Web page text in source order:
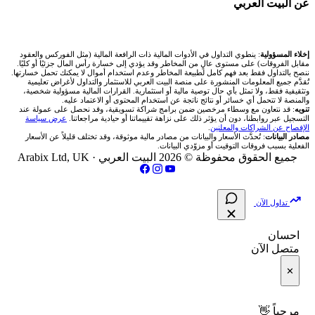
انتراكتيف بروكرز IBKR
شركات تداول في فلسطين
شركات تداول في مصر
🇶🇦 بورصة قطر
🇧🇭 بورصة البحرين
🇴🇲 بورصة مسقط
🇵🇸 بورصة فلسطين
📋 جميع الأسهم
🕌 الأسهم الحلال
📌 حاسبة النقاط المحورية
📏 حاسبة حجم المركز
🔄 حاسبة تكلفة السواب
📈 حاسبة عائد التداول
📊 حاسبة الربح التراكمي
🧮 حاسبة متوسط سعر السهم
🥇 أسعار الذهب والمعادن
💱 أسعار العملات والفوركس
💵 سعر الريال السعودي في مصر
📅 المؤشرات الاقتصادية
عن البيت العربي
من نحن
تواصل معنا
فريق المؤلفين
مقالات تعليمية
سياسة تقييم الشركات
الإبلاغ عن شركة نصابة
إخلاء المسؤولية: ينطوي التداول في الأدوات المالية ذات الرافعة المالية (مثل الفوركس والعقود
مقابل الفروقات) على مستوى عالٍ من المخاطر وقد يؤدي إلى خسارة رأس المال جزئيًا أو كليًا.
ننصح بالتداول فقط بعد فهم كامل لطبيعة المخاطر وعدم استخدام أموال لا يمكنك تحمل خسارتها.
تُقدَّم جميع المعلومات المنشورة على منصة البيت العربي للاستثمار والتداول لأغراض تعليمية
وتثقيفية فقط، ولا تمثل بأي حال توصية مالية أو استثمارية. القرارات المالية مسؤولية شخصية،
والمنصة لا تتحمل أي خسائر أو نتائج ناتجة عن استخدام المحتوى أو الاعتماد عليه.
تنويه: قد نتعاون مع وسطاء مرخصين ضمن برامج شراكة تسويقية، وقد نحصل على عمولة عند
التسجيل عبر روابطنا، دون أن يؤثر ذلك على نزاهة تقييماتنا أو حيادية مراجعاتنا. عرض سياسة
الإفصاح عن الشراكات والمعلنين
مصادر البيانات: تُحدَّث الأسعار والبيانات من مصادر مالية موثوقة، وقد تختلف قليلاً عن الأسعار
الفعلية بسبب فروقات التوقيت أو مزوّدي البيانات.
جميع الحقوق محفوظة © 2026 البيت العربي · Arabix Ltd, UK
تداول الآن
احسان
متصل الآن
✕
مرحباً 👋